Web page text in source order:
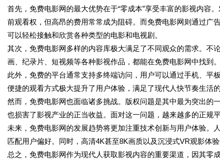
首先，免费电影网的最大优势在于“零成本”享受丰富的影视内容
前观看权，但高昂的费用常常成为阻碍。而免费电影网则通过广
可以轻松接触和欣赏各种类型的电影和电视剧。
其次，免费电影网多样的内容库极大满足了不同观众的需求。不
画、纪录片、短视频等各种影视作品，都能在免费电影网中找到
此外，免费的平台通常支持多终端访问，用户可以通过手机、
便捷的观看方式极大提升了用户体验，满足了现代人快节奏生活
然而，免费电影网也面临诸多挑战。版权问题是其中最为突出的
也损害了影视产业的正当收益。面对这一问题，越来越多的正规
未来，免费电影网的发展趋势将更加注重技术创新与用户体验。
匹配用户偏好。同时，高清4K甚至8K画质以及沉浸式VR观影体
总之，免费电影网作为现代人获取影视内容的重要渠道，因其